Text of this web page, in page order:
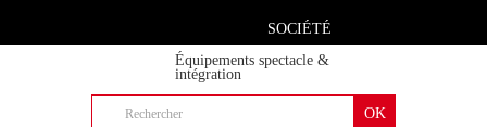
SOCIÉTÉ
Équipements spectacle &
intégration